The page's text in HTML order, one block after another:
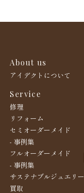
About us
アイデクトについて
Service
修理
リフォーム
セミオーダーメイド
- 事例集
フルオーダーメイド
- 事例集
サステナブルジュエリー
買取